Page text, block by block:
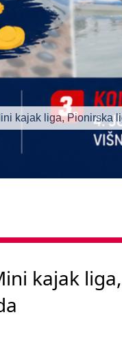
kajak liga, Pionirska
kajak